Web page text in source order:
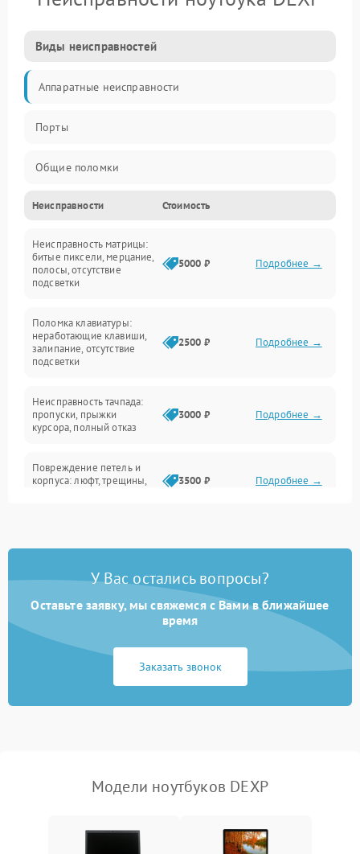
Виды неисправностей
Аппаратные неисправности
Порты
Общие поломки
Устройства
Программные ошибки
Электрические и системные сбои
Интерфейсные проблемы
Батарея
Сеть и интернет
Неисправности Стоимость
Неисправность матрицы:
битые пиксели, мерцание,
полосы, отсутствие
подсветки
5000 ₽ Подробнее →
Поломка клавиатуры:
неработающие клавиши,
залипание, отсутствие
подсветки
2500 ₽ Подробнее →
Неисправность тачпада:
пропуски, прыжки
курсора, полный отказ
3000 ₽ Подробнее →
Повреждение петель и
корпуса: люфт, трещины,
3500 ₽ Подробнее →
быстрая разрядка,
2500 ₽ Подробнее →
Неисправность зарядного
питания
2000 ₽ Подробнее →
неисправности кулера
пропадание диска
оперативной памяти:
Подробнее →
У Вас остались вопросы?
Оставьте заявку, мы свяжемся с Вами в ближайшее
время
Заказать звонок
Модели ноутбуков DEXP